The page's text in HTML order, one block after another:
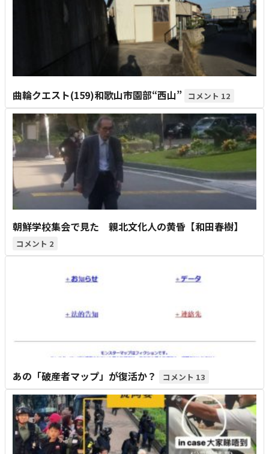
曲輪クエスト(159)和歌山市園部“西山” 12
朝鮮学校集会で見た 親北文化人の黄昏【和田春樹】
2
あの「破産者マップ」が復活か？ 13